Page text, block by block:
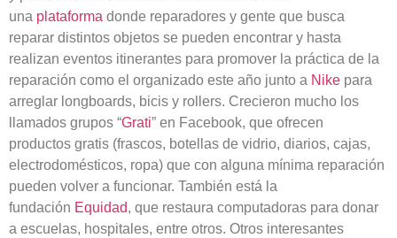
una plataforma donde reparadores y gente que busca
reparar distintos objetos se pueden encontrar y hasta
realizan eventos itinerantes para promover la práctica de la
reparación como el organizado este año junto a Nike para
arreglar longboards, bicis y rollers. Crecieron mucho los
llamados grupos “Grati” en Facebook, que ofrecen
productos gratis (frascos, botellas de vidrio, diarios, cajas,
electrodomésticos, ropa) que con alguna mínima reparación
pueden volver a funcionar. También está la
fundación Equidad, que restaura computadoras para donar
a escuelas, hospitales, entre otros. Otros interesantes